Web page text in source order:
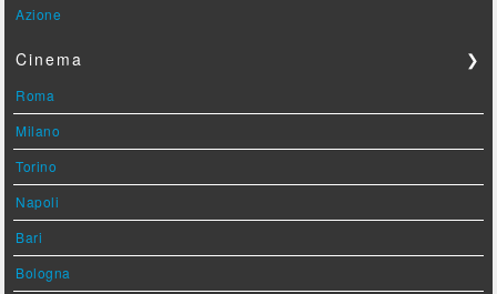
Azione
Cinema ❯
Roma
Milano
Torino
Napoli
Bari
Bologna